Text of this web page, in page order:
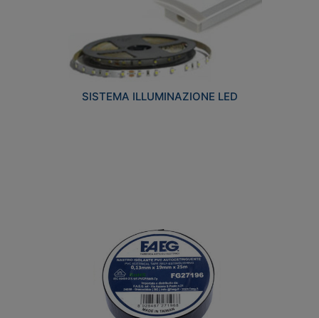
SISTEMA ILLUMINAZIONE LED